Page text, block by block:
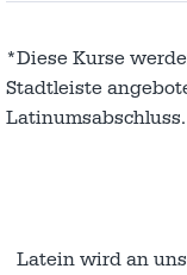
*Diese Kurse
Stadtleiste
Latinumsabschluss.
Latein wird an